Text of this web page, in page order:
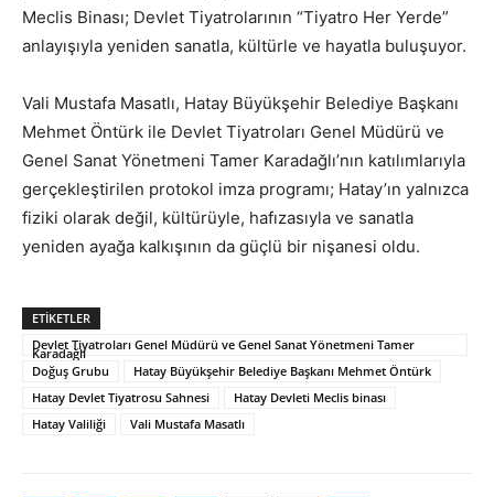
Meclis Binası; Devlet Tiyatrolarının “Tiyatro Her Yerde”
anlayışıyla yeniden sanatla, kültürle ve hayatla buluşuyor.
Vali Mustafa Masatlı, Hatay Büyükşehir Belediye Başkanı
Mehmet Öntürk ile Devlet Tiyatroları Genel Müdürü ve
Genel Sanat Yönetmeni Tamer Karadağlı’nın katılımlarıyla
gerçekleştirilen protokol imza programı; Hatay’ın yalnızca
fiziki olarak değil, kültürüyle, hafızasıyla ve sanatla
yeniden ayağa kalkışının da güçlü bir nişanesi oldu.
ETIKETLER
Devlet Tiyatroları Genel Müdürü ve Genel Sanat Yönetmeni Tamer
Karadağlı
Doğuş Grubu
Hatay Büyükşehir Belediye Başkanı Mehmet Öntürk
Hatay Devlet Tiyatrosu Sahnesi
Hatay Devleti Meclis binası
Hatay Valiliği
Vali Mustafa Masatlı